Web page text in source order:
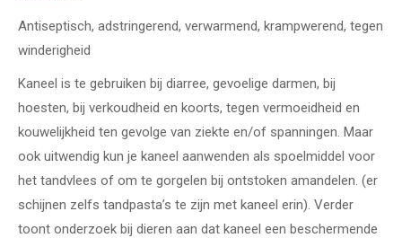
Antiseptisch, adstringerend, verwarmend, krampwerend, tegen
winderigheid
Kaneel is te gebruiken bij diarree, gevoelige darmen, bij
hoesten, bij verkoudheid en koorts, tegen vermoeidheid en
kouwelijkheid ten gevolge van ziekte en/of spanningen. Maar
ook uitwendig kun je kaneel aanwenden als spoelmiddel voor
het tandvlees of om te gorgelen bij ontstoken amandelen. (er
schijnen zelfs tandpasta’s te zijn met kaneel erin). Verder
toont onderzoek bij dieren aan dat kaneel een beschermende